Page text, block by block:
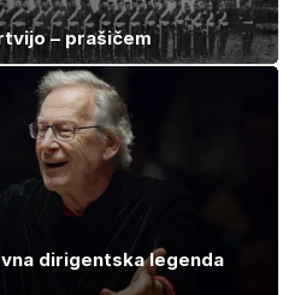
– prašičem
dirigentska legenda